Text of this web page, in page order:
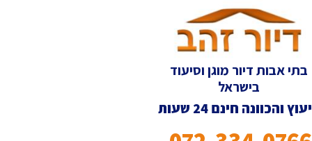
לתוכן
בתי אבות דיור מוגן וסיעוד
בישראל
יעוץ והכוונה חינם 24 שעות